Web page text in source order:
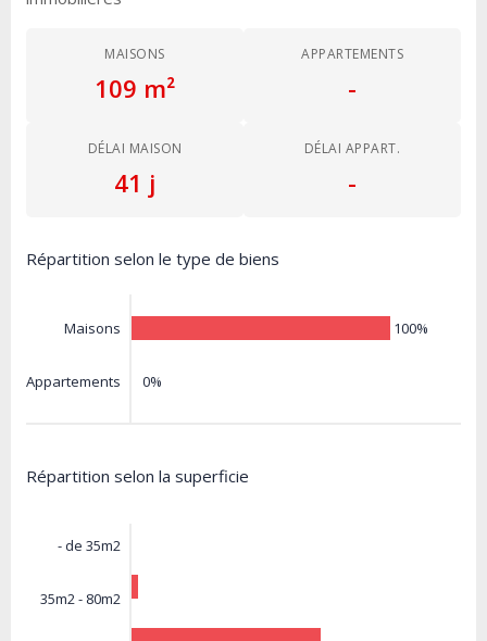
MAISONS
109 m²
APPARTEMENTS
-
DÉLAI MAISON
41 j
DÉLAI APPART.
-
Répartition selon le type de biens
Maisons
Appartements
100%
0%
Répartition selon la superficie
- de 35m2
35m2 - 80m2